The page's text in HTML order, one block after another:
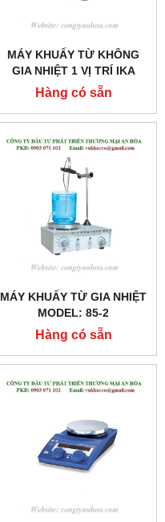
MÁY KHUẤY TỪ KHÔNG
GIA NHIỆT 1 VỊ TRÍ IKA
MODEL: C-MAG MS7
Hàng có sẵn
MÁY KHUẤY TỪ GIA NHIỆT
MODEL: 85-2
Hàng có sẵn